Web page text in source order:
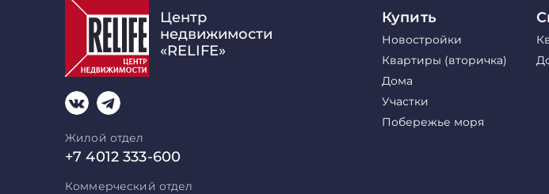
Центр
недвижимости
«RELIFE»
Жилой отдел
+7 4012 333-600
Коммерческий отдел
Купить
Новостройки
Квартиры (вторичка)
Дома
Участки
Побережье моря